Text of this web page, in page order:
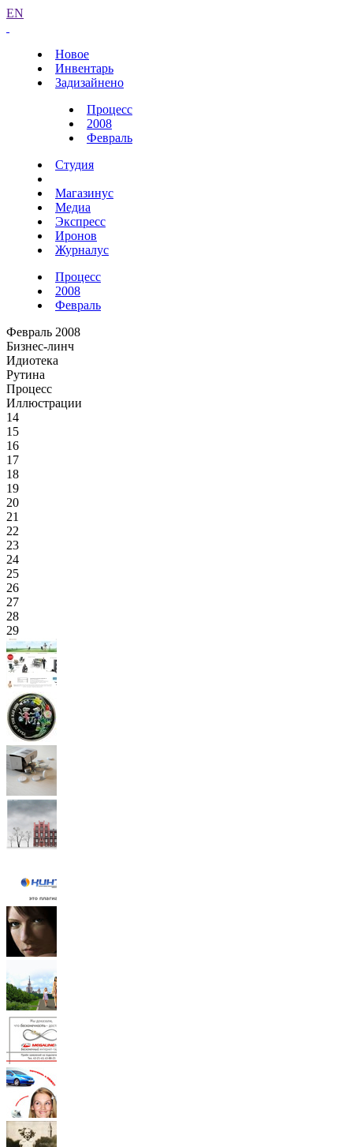
EN
Новое
Инвентарь
Задизайнено
Процесс
2008
Февраль
Студия
Магазинус
Медиа
Экспресс
Иронов
Журналус
Процесс
2008
Февраль
Февраль 2008
Бизнес-линч
Идиотека
Рутина
Процесс
Иллюстрации
14
15
16
17
18
19
20
21
22
23
24
25
26
27
28
29